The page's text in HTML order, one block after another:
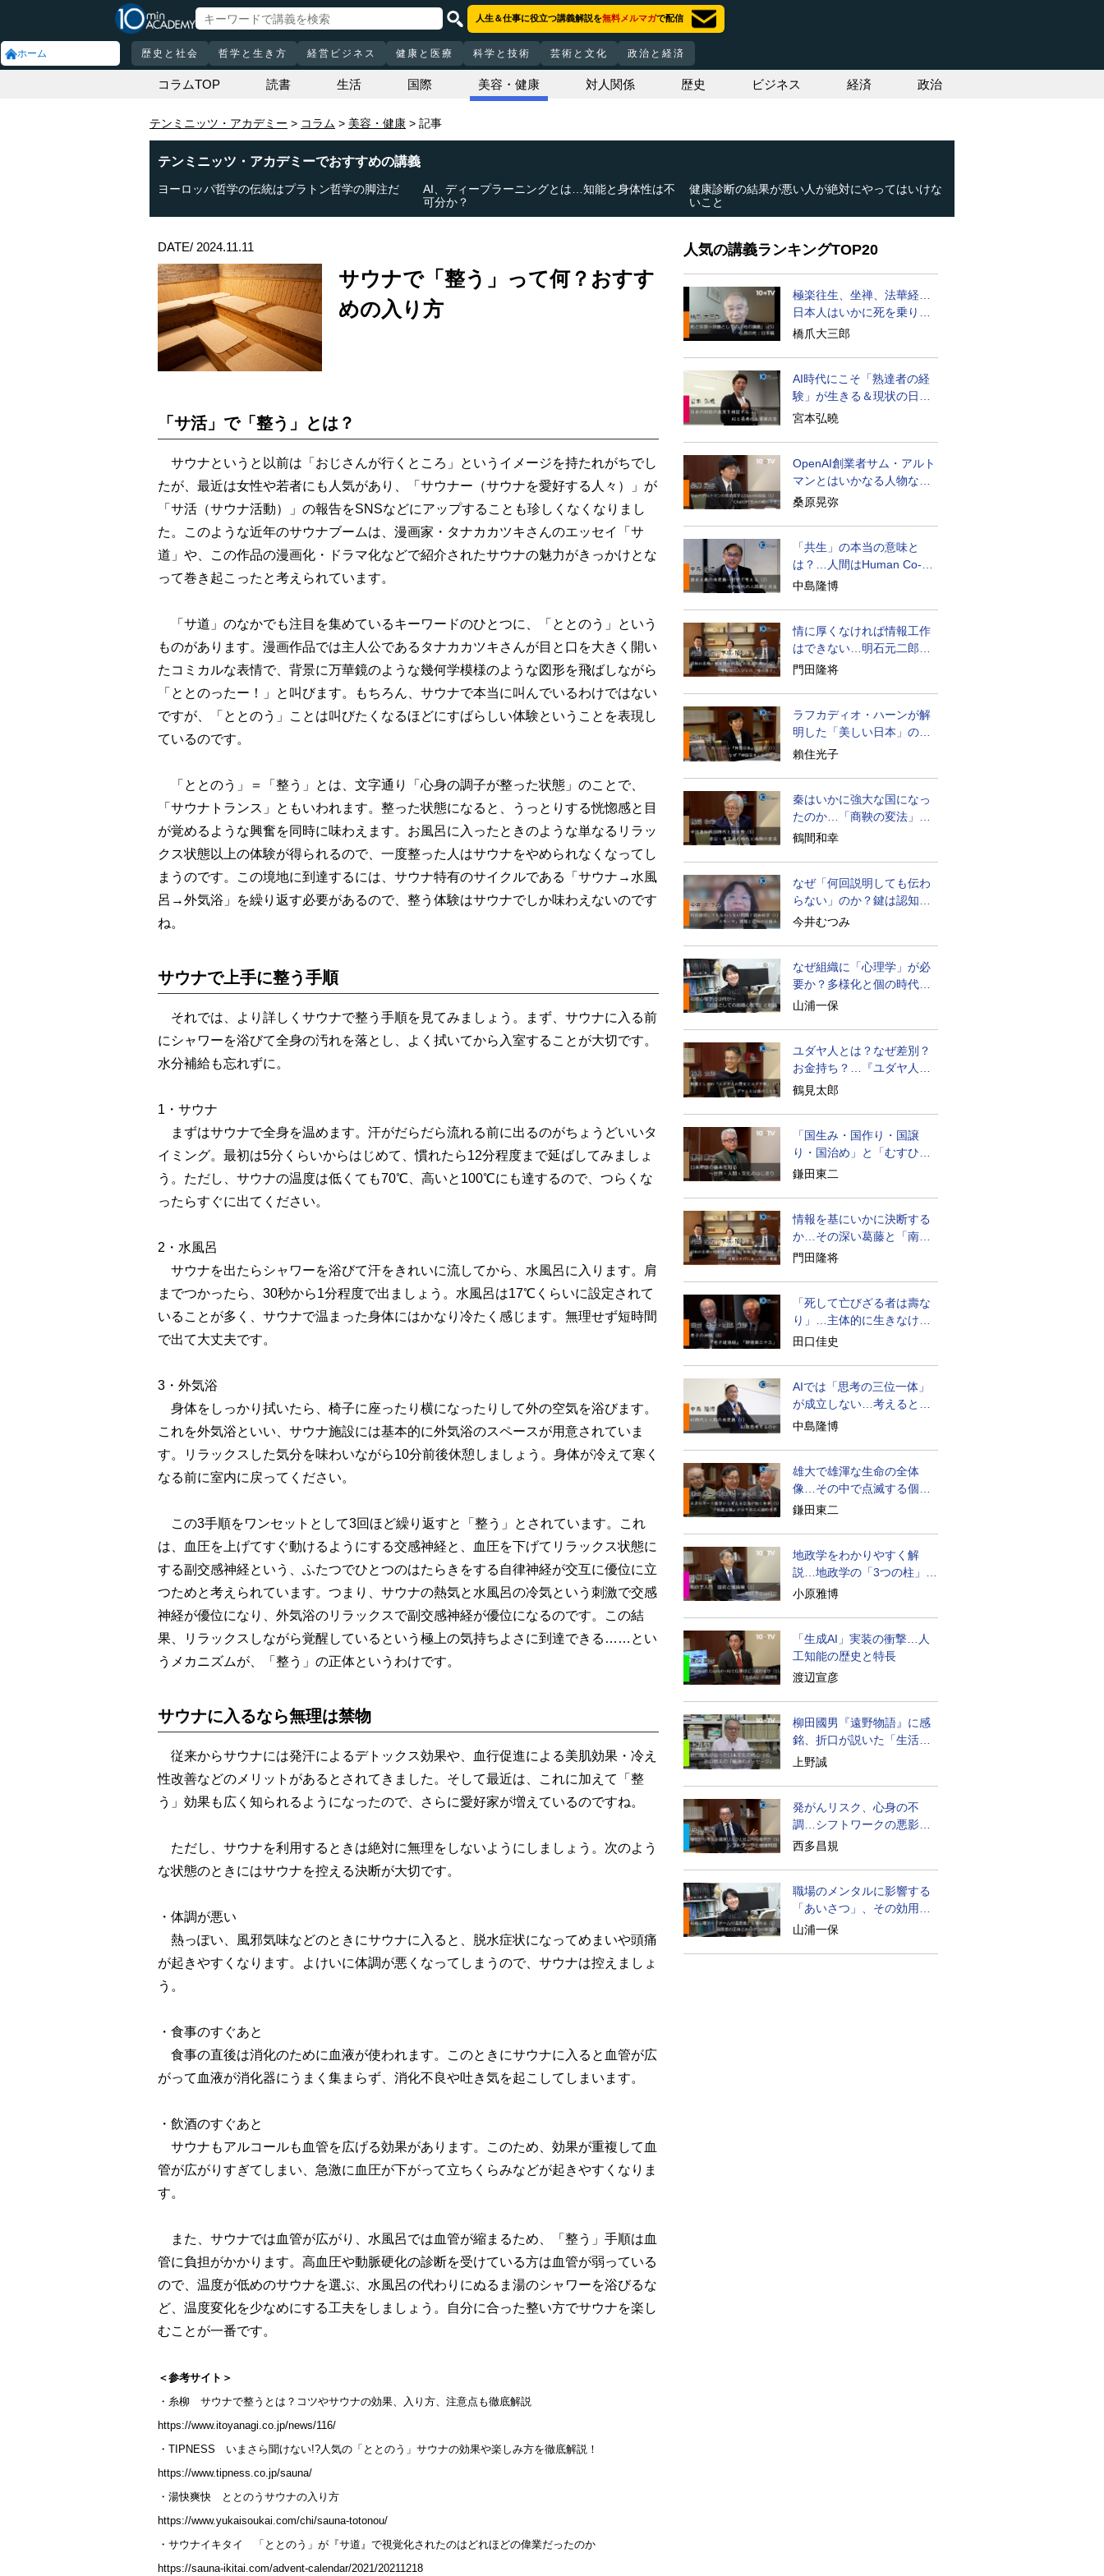
ホーム
人生＆仕事に役立つ講義解説を無料メルマガで配信
歴史と社会 哲学と生き方 経営ビジネス 健康と医療 科学と技術 芸術と文化 政治と経済
コラムTOP 読書 生活 国際 美容・健康 対人関係 歴史 ビジネス 経済 政治
テンミニッツ・アカデミー コラム 美容・健康 記事
テンミニッツ・アカデミーでおすすめの講義
ヨーロッパ哲学の伝統はプラトン哲学の脚注だ
AI、ディープラーニングとは…知能と身体性は不
可分か？
健康診断の結果が悪い人が絶対にやってはいけな
いこと
DATE/ 2024.11.11
サウナで「整う」って何？おすす
めの入り方
「サ活」で「整う」とは？
サウナというと以前は「おじさんが行くところ」というイメージを持たれがちでし
たが、最近は女性や若者にも人気があり、「サウナー（サウナを愛好する人々）」が
「サ活（サウナ活動）」の報告をSNSなどにアップすることも珍しくなくなりまし
た。このような近年のサウナブームは、漫画家・タナカカツキさんのエッセイ「サ
道」や、この作品の漫画化・ドラマ化などで紹介されたサウナの魅力がきっかけとな
って巻き起こったと考えられています。
「サ道」のなかでも注目を集めているキーワードのひとつに、「ととのう」という
ものがあります。漫画作品では主人公であるタナカカツキさんが目と口を大きく開い
たコミカルな表情で、背景に万華鏡のような幾何学模様のような図形を飛ばしながら
「ととのったー！」と叫びます。もちろん、サウナで本当に叫んでいるわけではない
ですが、「ととのう」ことは叫びたくなるほどにすばらしい体験ということを表現し
ているのです。
「ととのう」＝「整う」とは、文字通り「心身の調子が整った状態」のことで、
「サウナトランス」ともいわれます。整った状態になると、うっとりする恍惚感と目
が覚めるような興奮を同時に味わえます。お風呂に入ったときのような単なるリラッ
クス状態以上の体験が得られるので、一度整った人はサウナをやめられなくなってし
まうのです。この境地に到達するには、サウナ特有のサイクルである「サウナ→水風
呂→外気浴」を繰り返す必要があるので、整う体験はサウナでしか味わえないのです
ね。
サウナで上手に整う手順
それでは、より詳しくサウナで整う手順を見てみましょう。まず、サウナに入る前
にシャワーを浴びて全身の汚れを落とし、よく拭いてから入室することが大切です。
水分補給も忘れずに。
1・サウナ
まずはサウナで全身を温めます。汗がだらだら流れる前に出るのがちょうどいいタ
イミング。最初は5分くらいからはじめて、慣れたら12分程度まで延ばしてみましょ
う。ただし、サウナの温度は低くても70℃、高いと100℃にも達するので、つらくな
ったらすぐに出てください。
2・水風呂
サウナを出たらシャワーを浴びて汗をきれいに流してから、水風呂に入ります。肩
までつかったら、30秒から1分程度で出ましょう。水風呂は17℃くらいに設定されて
いることが多く、サウナで温まった身体にはかなり冷たく感じます。無理せず短時間
で出て大丈夫です。
3・外気浴
身体をしっかり拭いたら、椅子に座ったり横になったりして外の空気を浴びます。
これを外気浴といい、サウナ施設には基本的に外気浴のスペースが用意されていま
す。リラックスした気分を味わいながら10分前後休憩しましょう。身体が冷えて寒く
なる前に室内に戻ってください。
この3手順をワンセットとして3回ほど繰り返すと「整う」とされています。これ
は、血圧を上げてすぐ動けるようにする交感神経と、血圧を下げてリラックス状態に
する副交感神経という、ふたつでひとつのはたらきをする自律神経が交互に優位に立
つためと考えられています。つまり、サウナの熱気と水風呂の冷気という刺激で交感
神経が優位になり、外気浴のリラックスで副交感神経が優位になるのです。この結
果、リラックスしながら覚醒しているという極上の気持ちよさに到達できる……とい
うメカニズムが、「整う」の正体というわけです。
サウナに入るなら無理は禁物
従来からサウナには発汗によるデトックス効果や、血行促進による美肌効果・冷え
性改善などのメリットがあるとされてきました。そして最近は、これに加えて「整
う」効果も広く知られるようになったので、さらに愛好家が増えているのですね。
ただし、サウナを利用するときは絶対に無理をしないようにしましょう。次のよう
な状態のときにはサウナを控える決断が大切です。
・体調が悪い
熱っぽい、風邪気味などのときにサウナに入ると、脱水症状になってめまいや頭痛
が起きやすくなります。よけいに体調が悪くなってしまうので、サウナは控えましょ
う。
・食事のすぐあと
食事の直後は消化のために血液が使われます。このときにサウナに入ると血管が広
がって血液が消化器にうまく集まらず、消化不良や吐き気を起こしてしまいます。
・飲酒のすぐあと
サウナもアルコールも血管を広げる効果があります。このため、効果が重複して血
管が広がりすぎてしまい、急激に血圧が下がって立ちくらみなどが起きやすくなりま
す。
また、サウナでは血管が広がり、水風呂では血管が縮まるため、「整う」手順は血
管に負担がかかります。高血圧や動脈硬化の診断を受けている方は血管が弱っている
ので、温度が低めのサウナを選ぶ、水風呂の代わりにぬるま湯のシャワーを浴びるな
ど、温度変化を少なめにする工夫をしましょう。自分に合った整い方でサウナを楽し
むことが一番です。
＜参考サイト＞
・糸柳 サウナで整うとは？コツやサウナの効果、入り方、注意点も徹底解説
https://www.itoyanagi.co.jp/news/116/
・TIPNESS いまさら聞けない!?人気の「ととのう」サウナの効果や楽しみ方を徹底解説！
https://www.tipness.co.jp/sauna/
・湯快爽快 ととのうサウナの入り方
https://www.yukaisoukai.com/chi/sauna-totonou/
・サウナイキタイ 「ととのう」が『サ道』で視覚化されたのはどれほどの偉業だったのか
https://sauna-ikitai.com/advent-calendar/2021/20211218
人気の講義ランキングTOP20
極楽往生、坐禅、法華経…
日本人はいかに死を乗り越
えるか
橋爪大三郎
AI時代にこそ「熟達者の経
験」が生きる＆現状の日本
経済の実情は
宮本弘曉
OpenAI創業者サム・アルト
マンとはいかなる人物なの
か
桑原晃弥
「共生」の本当の意味と
は？…人間はHuman Co-
becoming
中島隆博
情に厚くなければ情報工作
はできない…明石元二郎の
対露工作の教訓
門田隆将
ラフカディオ・ハーンが解
明した「美しい日本」の秘
密と未来
賴住光子
秦はいかに強大な国になっ
たのか…「商鞅の変法」で
どう改革したか
鶴間和幸
なぜ「何回説明しても伝わ
らない」のか？鍵は認知の
仕組み
今井むつみ
なぜ組織に「心理学」が必
要か？多様化と個の時代の
処方箋
山浦一保
ユダヤ人とは？なぜ差別？
お金持ち？…『ユダヤ人の
歴史』に学ぶ
鶴見太郎
「国生み・国作り・国譲
り・国治め」と「むすひ」
の力
鎌田東二
情報を基にいかに決断する
か…その深い葛藤と「南泉
猫を斬る」
門田隆将
「死して亡びざる者は壽な
り」…主体的に生きなけれ
ば自由はない
田口佳史
AIでは「思考の三位一体」
が成立しない…考えると
は？
中島隆博
雄大で雄渾な生命の全体
像…その中で点滅する個々
の生命
鎌田東二
地政学をわかりやすく解
説…地政学の「3つの柱」と
は？
小原雅博
「生成AI」実装の衝撃…人
工知能の歴史と特長
渡辺宣彦
柳田國男『遠野物語』に感
銘、折口が説いた「生活の
古典」
上野誠
発がんリスク、心身の不
調…シフトワークの悪影響
に迫る
西多昌規
職場のメンタルに影響する
「あいさつ」、その効用と
は？
山浦一保